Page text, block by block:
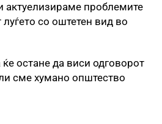
актуелизираме проблемите
со оштетен вид во
ќе остане да виси одговорот
сме хумано општество